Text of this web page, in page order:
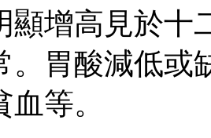
高見於十
。胃酸減低或
等。